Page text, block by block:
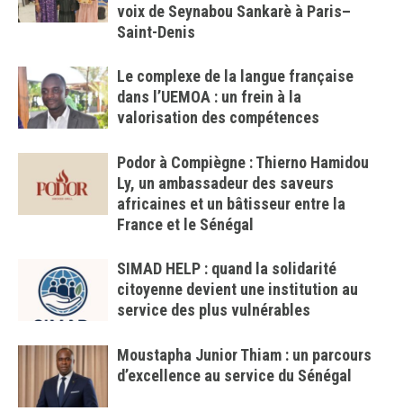
voix de Seynabou Sankarè à Paris–
Saint-Denis
Le complexe de la langue française
dans l’UEMOA : un frein à la
valorisation des compétences
Podor à Compiègne : Thierno Hamidou
Ly, un ambassadeur des saveurs
africaines et un bâtisseur entre la
France et le Sénégal
SIMAD HELP : quand la solidarité
citoyenne devient une institution au
service des plus vulnérables
Moustapha Junior Thiam : un parcours
d’excellence au service du Sénégal